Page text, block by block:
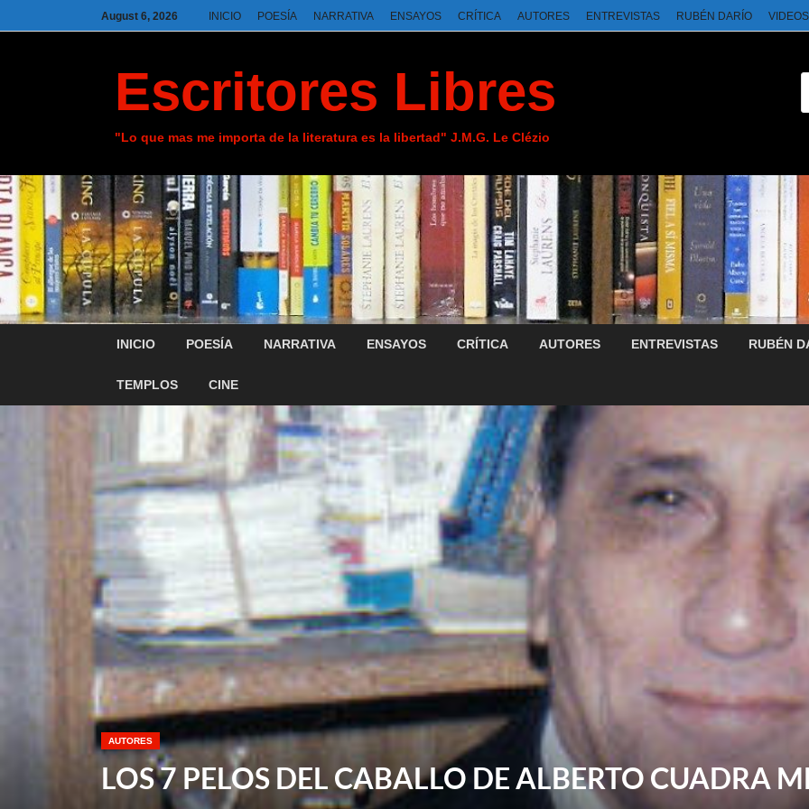
August 6, 2026 INICIO POESÍA NARRATIVA ENSAYOS CRÍTICA AUTORES ENTREVISTAS RUBÉN DARÍO VIDEOS
Escritores Libres
"Lo que mas me importa de la literatura es la libertad" J.M.G. Le Clézio
INICIO POESÍA NARRATIVA ENSAYOS CRÍTICA AUTORES ENTREVISTAS RUBÉN
TEMPLOS CINE
AUTORES
LOS 7 PELOS DEL CABALLO DE ALBERTO CUADRA